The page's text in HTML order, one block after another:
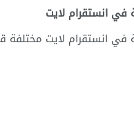
في انستقرام لايت
في انستقرام لايت مختلفة